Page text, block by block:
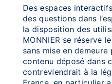
Des espaces
des questions dans
la disposition des
MONNIER se réserve
sans mise en
contenu déposé dans
contreviendrait à la